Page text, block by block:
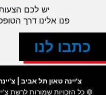
יש לכם
פנו אלינו דרך
כתבו לנו
צ'יינה טאון תל אביב
© כל הזכויות שמורות לרשת